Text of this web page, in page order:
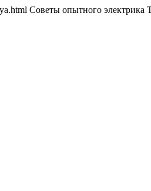
Советы опытного электрика